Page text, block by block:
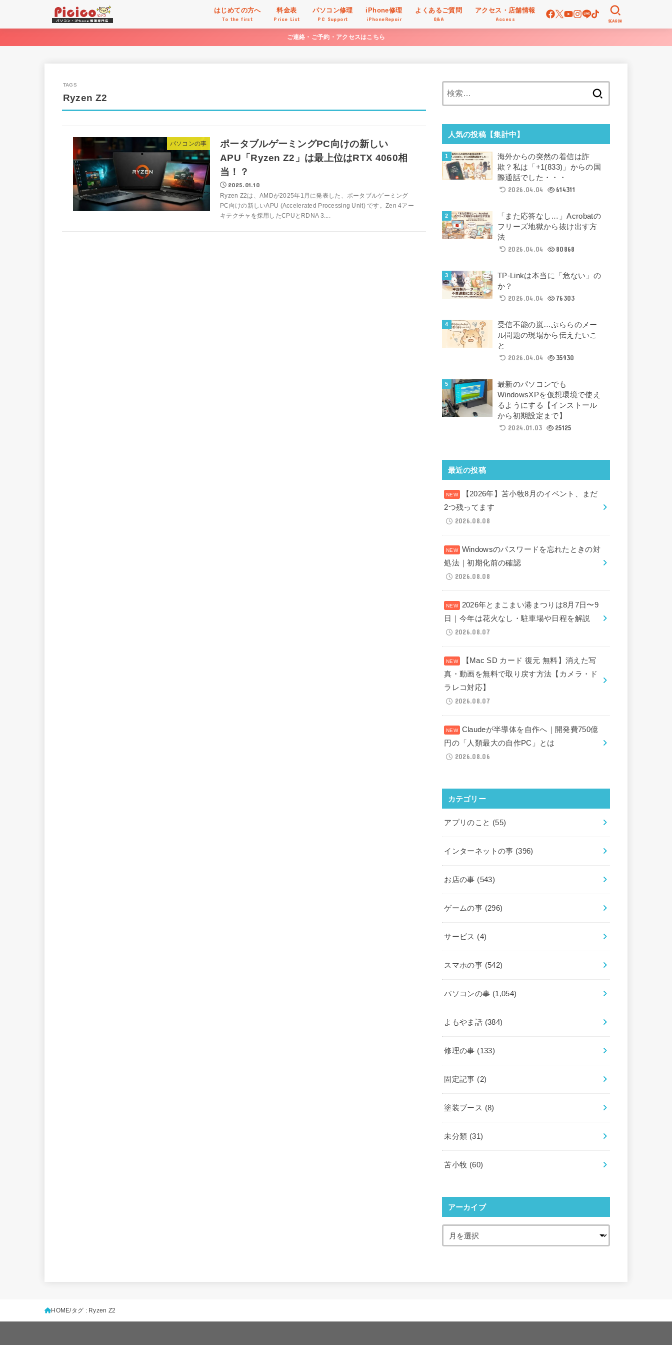
はじめての方へ
To the first
料金表
Price List
パソコン修理
PC Support
iPhone修理
iPhoneRepair
よくあるご質問
Q&A
アクセス・店舗情報
Access SEARCH
ご連絡・ご予約・アクセスはこちら
Ryzen Z2
パソコンの事
ポータブルゲーミングPC向けの新しい
APU「Ryzen Z2」は最上位はRTX 4060相
当！？
2025.01.10
Ryzen Z2は、AMDが2025年1月に発表した、ポータブルゲーミング
PC向けの新しいAPU (Accelerated Processing Unit) です。Zen 4アー
キテクチャを採用したCPUとRDNA 3....
人気の投稿【集計中】
海外からの突然の着信は詐
欺？私は「+1(833)」からの国
際通話でした・・・
2026.04.04
614311
「また応答なし…」Acrobatの
フリーズ地獄から抜け出す方
法
2026.04.04
80868
TP-Linkは本当に「危ない」の
か？
2026.04.04
76303
受信不能の嵐…ぷららのメー
ル問題の現場から伝えたいこ
と
2026.04.04
35930
最新のパソコンでも
WindowsXPを仮想環境で使え
るようにする【インストール
から初期設定まで】
2024.01.03
25125
最近の投稿
【2026年】苫小牧8月のイベント、まだ
2つ残ってます
2026.08.08
Windowsのパスワードを忘れたときの対
処法｜初期化前の確認
2026.08.08
2026年とまこまい港まつりは8月7日〜9
日｜今年は花火なし・駐車場や日程を解説
2026.08.07
【Mac SD カード 復元 無料】消えた写
真・動画を無料で取り戻す方法【カメラ・ド
ラレコ対応】
2026.08.07
Claudeが半導体を自作へ｜開発費750億
円の「人類最大の自作PC」とは
2026.08.06
カテゴリー
アプリのこと (55)
インターネットの事 (396)
お店の事 (543)
ゲームの事 (296)
サービス (4)
スマホの事 (542)
パソコンの事 (1,054)
よもやま話 (384)
修理の事 (133)
固定記事 (2)
塗装ブース (8)
未分類 (31)
苫小牧 (60)
アーカイブ
HOME タグ : Ryzen Z2